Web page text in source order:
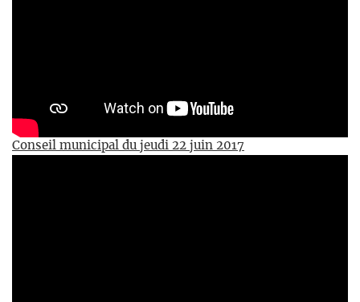
Conseil municipal du jeudi 22 juin 2017